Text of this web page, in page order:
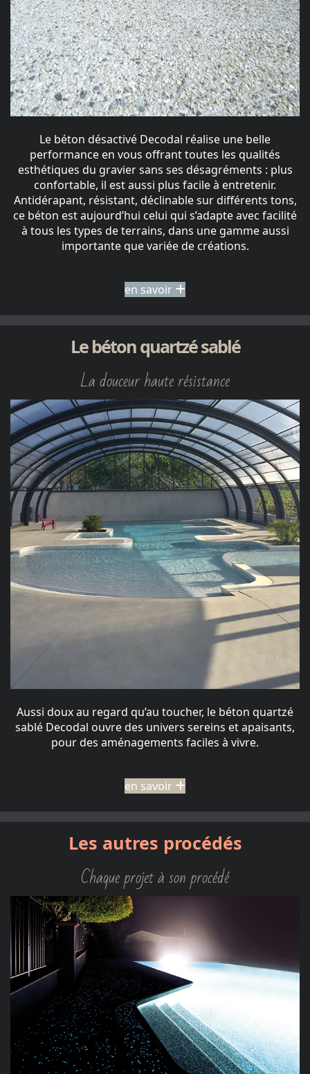
Le béton désactivé Decodal réalise une belle
performance en vous offrant toutes les qualités
esthétiques du gravier sans ses désagréments : plus
confortable, il est aussi plus facile à entretenir.
Antidérapant, résistant, déclinable sur différents tons,
ce béton est aujourd’hui celui qui s’adapte avec facilité
à tous les types de terrains, dans une gamme aussi
importante que variée de créations.
en savoir
Le béton quartzé sablé
La douceur haute résistance
Aussi doux au regard qu’au toucher, le béton quartzé
sablé Decodal ouvre des univers sereins et apaisants,
pour des aménagements faciles à vivre.
en savoir
Les autres procédés
Chaque projet à son procédé